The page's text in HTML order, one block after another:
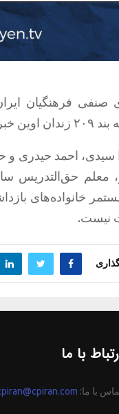
فرهنگیان
خبر داد.
احمد حیدری و
معلم حق‌التدریس
خانواده‌های
نیست.
با ما
با ما: